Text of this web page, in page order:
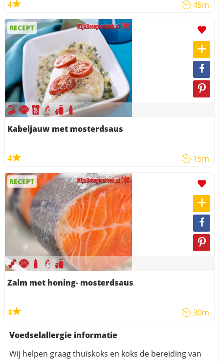
4 45m
RECEPT
Kabeljauw met mosterdsaus
4 15m
RECEPT
Zalm met honing- mosterdsaus
4 30m
Voedselallergie informatie
Wij helpen graag thuiskoks en koks de bereiding van